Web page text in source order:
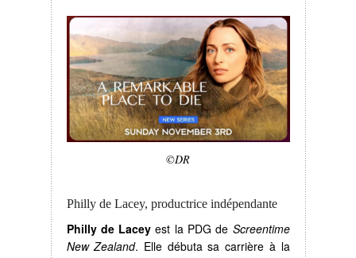
©DR
Philly de Lacey, productrice indépendante
Philly de Lacey est la PDG de Screentime
New Zealand. Elle débuta sa carrière à la